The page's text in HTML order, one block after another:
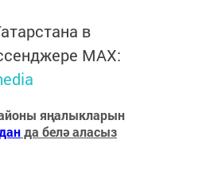
в
MАХ:
яңалыкларын
да белә аласыз